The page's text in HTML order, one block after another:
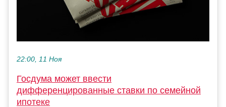
22:00, 11 Ноя
Госдума может ввести
дифференцированные ставки по семейной
ипотеке